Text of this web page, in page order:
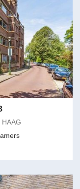
HAAG